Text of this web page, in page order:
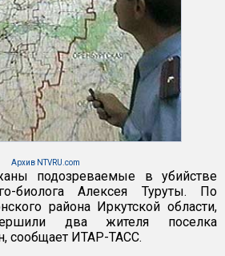
Архив NTVRU.com
подозреваемые в убийстве
биолога Алексея Туруты. По
района Иркутской области,
два жителя поселка
сообщает ИТАР-ТАСС.